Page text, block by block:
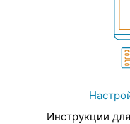
Инструкции